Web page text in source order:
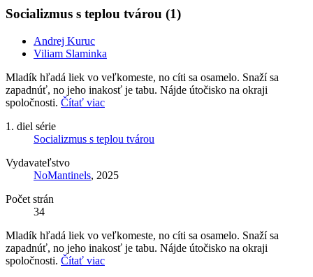
Socializmus s teplou tvárou (1)
Andrej Kuruc
Viliam Slaminka
Mladík hľadá liek vo veľkomeste, no cíti sa osamelo. Snaží sa
zapadnúť, no jeho inakosť je tabu. Nájde útočisko na okraji
spoločnosti. Čítať viac
1. diel série
Socializmus s teplou tvárou
Vydavateľstvo
NoMantinels, 2025
Počet strán
34
Mladík hľadá liek vo veľkomeste, no cíti sa osamelo. Snaží sa
zapadnúť, no jeho inakosť je tabu. Nájde útočisko na okraji
spoločnosti. Čítať viac